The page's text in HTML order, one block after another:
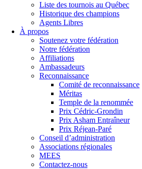
Liste des tournois au Québec
Historique des champions
Agents Libres
À propos
Soutenez votre fédération
Notre fédération
Affiliations
Ambassadeurs
Reconnaissance
Comité de reconnaissance
Méritas
Temple de la renommée
Prix Cédric-Grondin
Prix Asham Entraîneur
Prix Réjean-Paré
Conseil d’administration
Associations régionales
MEES
Contactez-nous